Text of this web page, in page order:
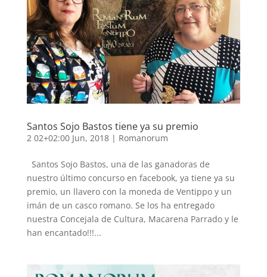
Santos Sojo Bastos tiene ya su premio
2 02+02:00 Jun, 2018| Romanorum
Santos Sojo Bastos, una de las ganadoras de
nuestro último concurso en facebook, ya tiene ya su
premio, un llavero con la moneda de Ventippo y un
imán de un casco romano. Se los ha entregado
nuestra Concejala de Cultura, Macarena Parrado y le
han encantado!!!...